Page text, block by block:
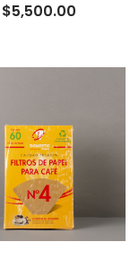
$5,500.00